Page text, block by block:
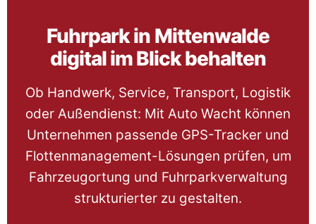
Fuhrpark in Mittenwalde
digital im Blick behalten
Ob Handwerk, Service, Transport, Logistik
oder Außendienst: Mit Auto Wacht können
Unternehmen passende GPS-Tracker und
Flottenmanagement-Lösungen prüfen, um
Fahrzeugortung und Fuhrparkverwaltung
strukturierter zu gestalten.